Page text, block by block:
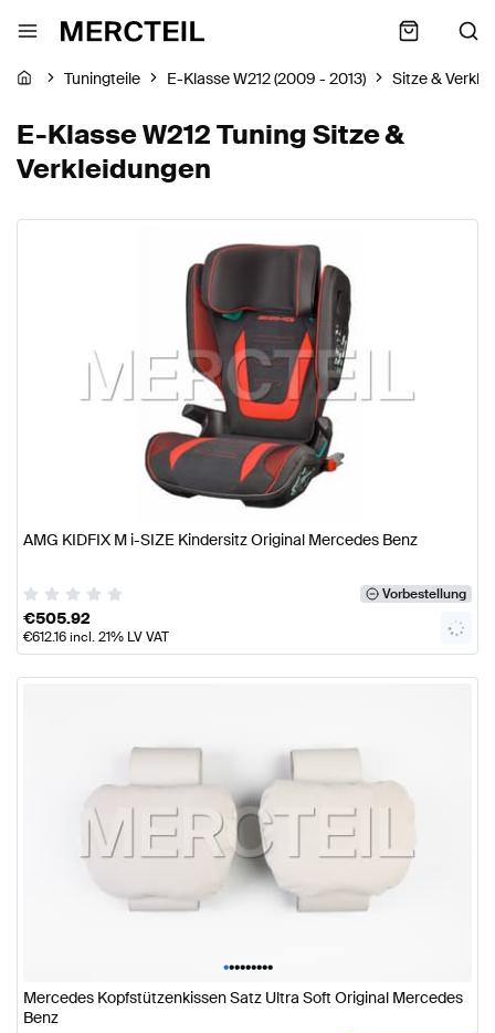
Tuningteile E-Klasse W212 (2009 - 2013) Sitze &
E-Klasse W212 Tuning Sitze &
Verkleidungen
AMG KIDFIX M i-SIZE Kindersitz Original Mercedes Benz
Vorbestellung
€505.92
€612.16incl. 21% LV VAT
•••••••••
Mercedes Kopfstützenkissen Satz Ultra Soft Original Mercedes
Benz